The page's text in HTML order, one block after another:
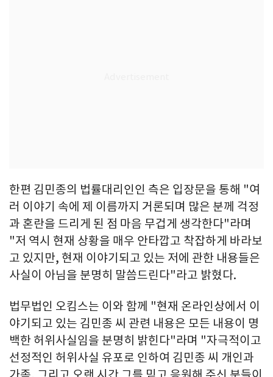
한편 김민종의 법률대리인인 측은 입장문을 통해 "여
러 이야기 속에 제 이름까지 거론되며 많은 분께 걱정
과 혼란을 드리게 된 점 마음 무겁게 생각한다"라며
"저 역시 현재 상황을 매우 안타깝고 착잡하게 바라보
고 있지만, 현재 이야기되고 있는 저에 관한 내용들은
사실이 아님을 분명히 말씀드린다"라고 밝혔다.
법무법인 오킴스는 이와 함께 "현재 온라인상에서 이
야기되고 있는 김민종 씨 관련 내용은 모든 내용이 명
백한 허위사실임을 분명히 밝힌다"라며 "자극적이고
선정적인 허위사실 유포로 인하여 김민종 씨 개인과